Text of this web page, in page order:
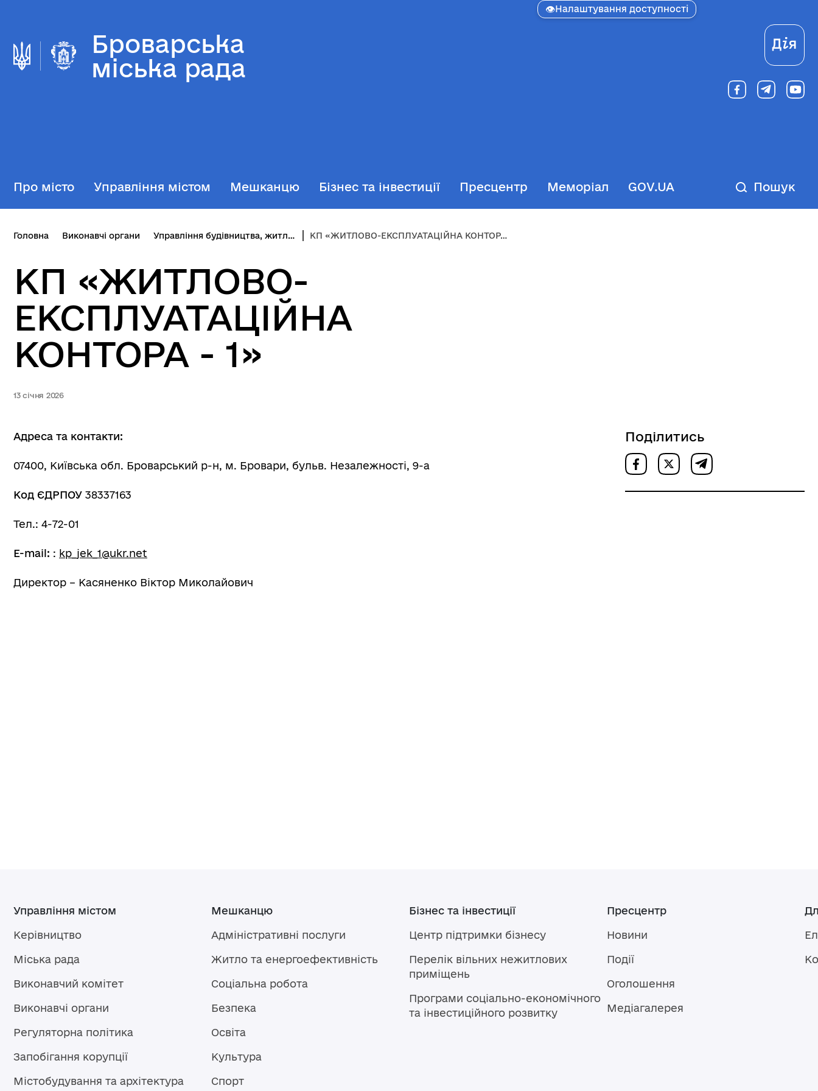
Броварська
міська рада
👁Налаштування доступності
Про місто Управління містом Мешканцю Бізнес та інвестиції Пресцентр Меморіал GOV.UA Пошук
Головна Виконавчі органи Управління будівництва, житлово-комунального господарства, інфраструктури та транспорту КП «ЖИТЛОВО-ЕКСПЛУАТАЦІЙНА КОНТОРА - 1»
КП «ЖИТЛОВО-
ЕКСПЛУАТАЦІЙНА
КОНТОРА - 1»
13 січня 2026
Адреса та контакти:
07400, Київська обл. Броварський р-н, м. Бровари, бульв. Незалежності, 9-а
Код ЄДРПОУ 38337163
Тел.: 4-72-01
E-mail: : kp_jek_1@ukr.net
Директор – Касяненко Віктор Миколайович
Поділитись
Управління містом
Керівництво
Міська рада
Виконавчий комітет
Виконавчі органи
Регуляторна політика
Запобігання корупції
Містобудування та архітектура
Мешканцю
Адміністративні послуги
Житло та енергоефективність
Соціальна робота
Безпека
Освіта
Культура
Спорт
Бізнес та інвестиції
Центр підтримки бізнесу
Перелік вільних нежитлових
приміщень
Програми соціально-економічного
та інвестиційного розвитку
Пресцентр
Новини
Події
Оголошення
Медіагалерея